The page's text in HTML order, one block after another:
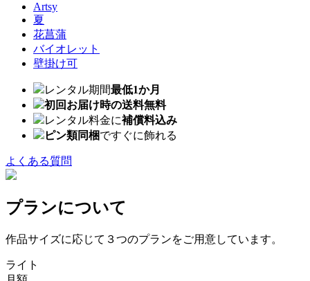
Artsy
夏
花菖蒲
バイオレット
壁掛け可
レンタル期間最低1か月
初回お届け時の送料無料
レンタル料金に補償料込み
ピン類同梱ですぐに飾れる
よくある質問
プランについて
作品サイズに応じて３つのプランをご用意しています。
ライト